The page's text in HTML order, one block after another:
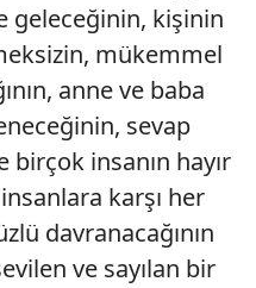
sitemizin daha işlevsel
sizlere yönelik
amaçlarıyla
kullanılacaktır.
yer alan panel
ilişkin detaylı bilgi
Çerez Bilgilendirme
geleceğinin, kişinin
mükemmel
anne ve baba
sevap
birçok insanın hayır
insanlara karşı her
davranacağının
ve sayılan bir